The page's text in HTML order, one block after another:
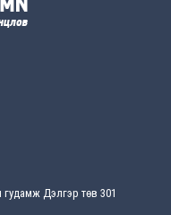
үнэлж, хэрэгжилтээ
гудамж Дэлгэр төв 301